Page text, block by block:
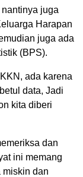
juga
Harapan
juga ada
(BPS).
ada karena
data, Jadi
kita diberi
dan
ini memang
miskin dan